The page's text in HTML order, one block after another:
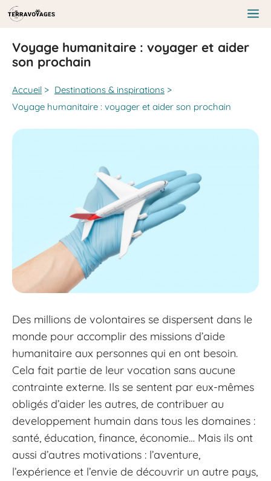
Aller
au
contenu
Voyage humanitaire : voyager et aider
son prochain
Accueil > Destinations & inspirations >
Voyage humanitaire : voyager et aider son prochain
Des millions de volontaires se dispersent dans le
monde pour accomplir des missions d’aide
humanitaire aux personnes qui en ont besoin.
Cela fait partie de leur vocation sans aucune
contrainte externe. Ils se sentent par eux-mêmes
obligés d’aider les autres, de contribuer au
developpement humain dans tous les domaines :
santé, éducation, finance, économie… Mais ils ont
aussi d’autres motivations : l’aventure,
l’expérience et l’envie de découvrir un autre pays,